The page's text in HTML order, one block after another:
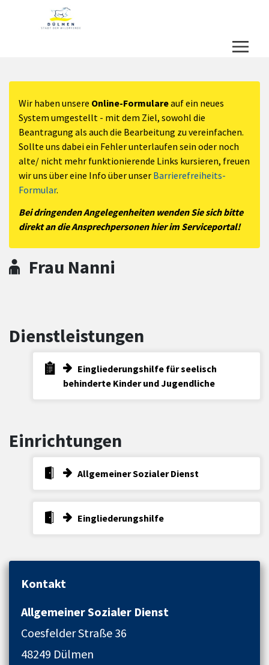
Zum Header
Zum Hauptinhalt
Zum Footer
Zum Hauptinhalt springen
Wir haben unsere Online-Formulareauf ein neues
System umgestellt - mit dem Ziel, sowohl die
Beantragung als auch die Bearbeitung zu vereinfachen.
Sollte uns dabei ein Fehler unterlaufen sein oder noch
alte/ nicht mehr funktionierende Links kursieren, freuen
wir uns über eine Info über unser Barrierefreiheits-
Formular.
Bei dringenden Angelegenheiten wenden Sie sich bitte
direkt an die Ansprechpersonen hier im Serviceportal!
Frau Nanni
Dienstleistungen
Eingliederungshilfe für seelisch
behinderte Kinder und Jugendliche
Einrichtungen
Allgemeiner Sozialer Dienst
Eingliederungshilfe
Kontakt
Allgemeiner Sozialer Dienst
Coesfelder Straße 36
48249 Dülmen